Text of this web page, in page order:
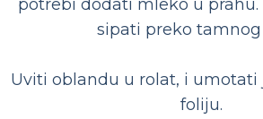
potrebi dodati mleko u prahu.
sipati preko tamnog
Uviti oblandu u rolat, i umotati
foliju.